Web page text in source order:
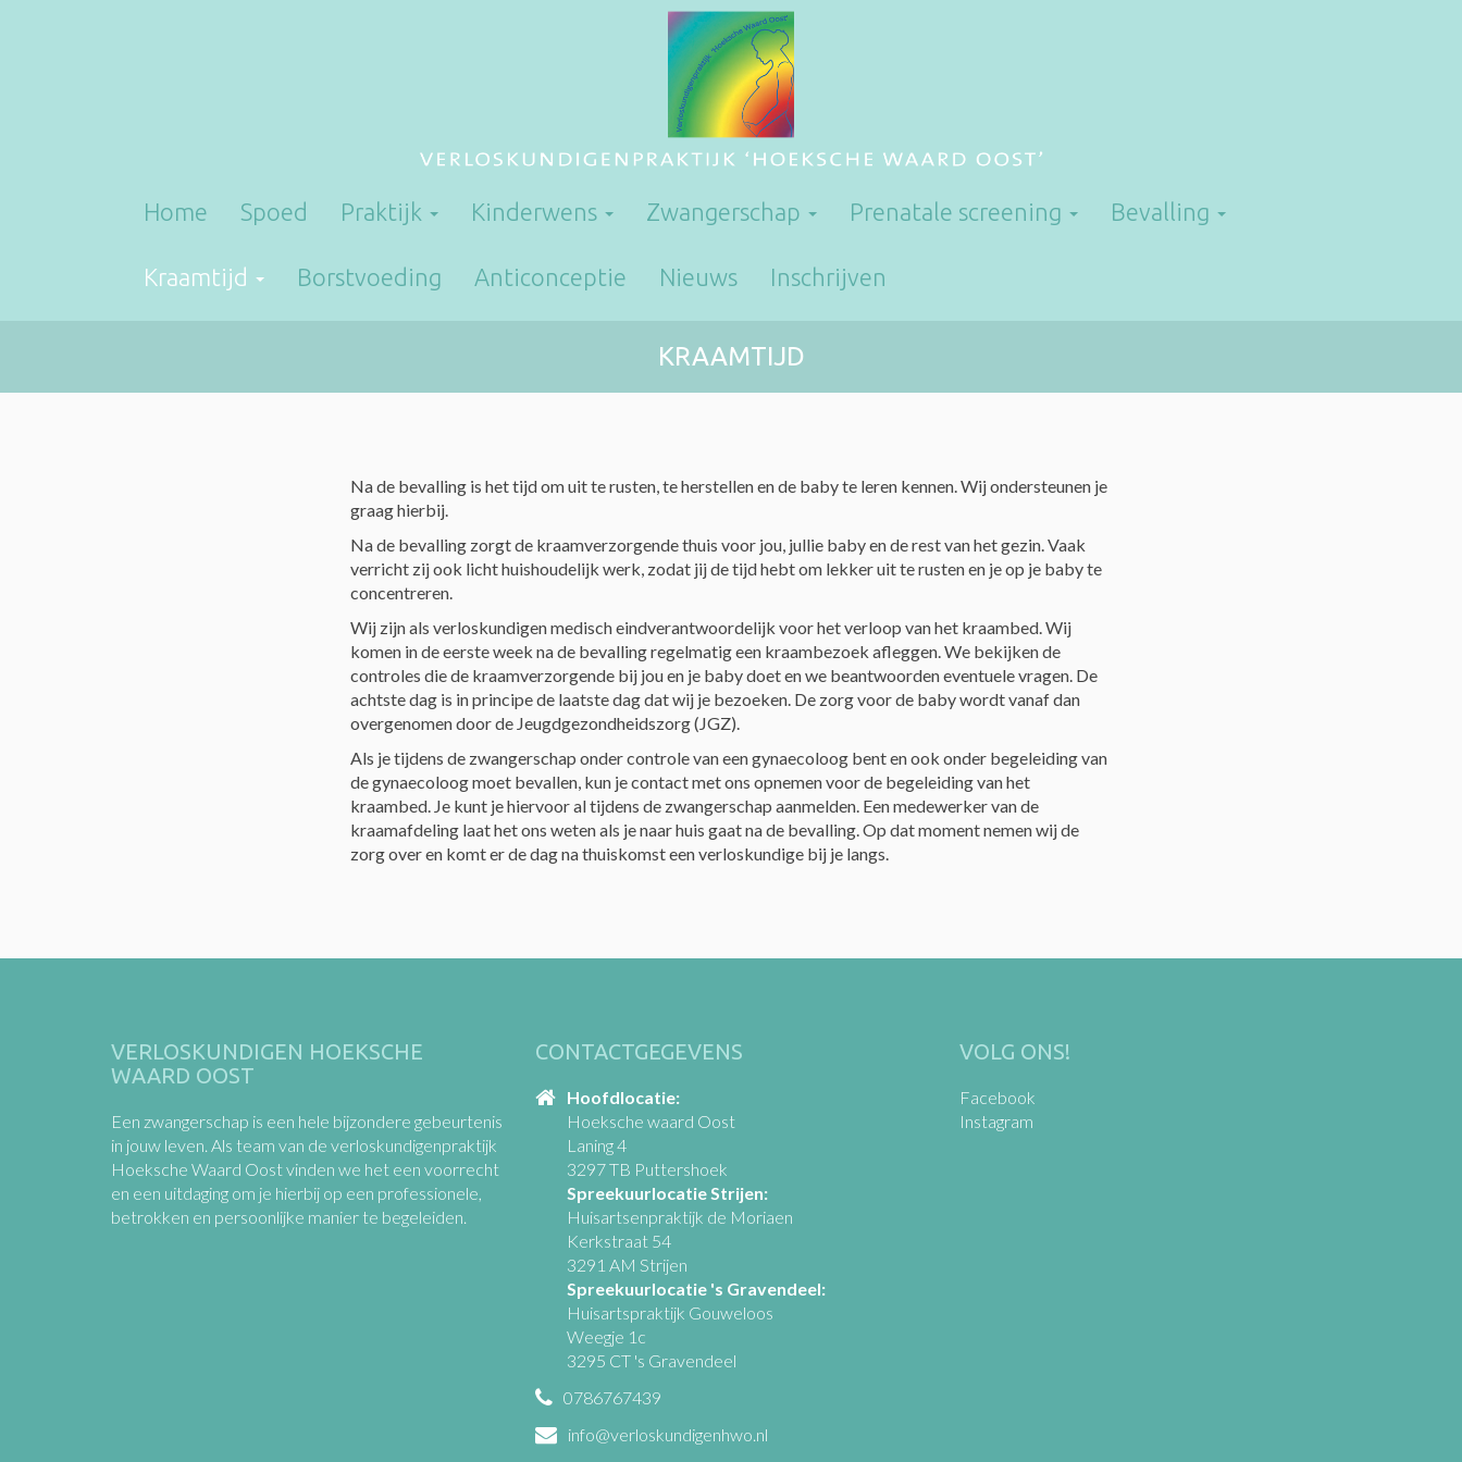
Home Spoed Praktijk Kinderwens Zwangerschap Prenatale screening Bevalling
Kraamtijd Borstvoeding Anticonceptie Nieuws Inschrijven
KRAAMTIJD
Na de bevalling is het tijd om uit te rusten, te herstellen en de baby te leren kennen. Wij ondersteunen je
graag hierbij.
Na de bevalling zorgt de kraamverzorgende thuis voor jou, jullie baby en de rest van het gezin. Vaak
verricht zij ook licht huishoudelijk werk, zodat jij de tijd hebt om lekker uit te rusten en je op je baby te
concentreren.
Wij zijn als verloskundigen medisch eindverantwoordelijk voor het verloop van het kraambed. Wij
komen in de eerste week na de bevalling regelmatig een kraambezoek afleggen. We bekijken de
controles die de kraamverzorgende bij jou en je baby doet en we beantwoorden eventuele vragen. De
achtste dag is in principe de laatste dag dat wij je bezoeken. De zorg voor de baby wordt vanaf dan
overgenomen door de Jeugdgezondheidszorg (JGZ).
Als je tijdens de zwangerschap onder controle van een gynaecoloog bent en ook onder begeleiding van
de gynaecoloog moet bevallen, kun je contact met ons opnemen voor de begeleiding van het
kraambed. Je kunt je hiervoor al tijdens de zwangerschap aanmelden. Een medewerker van de
kraamafdeling laat het ons weten als je naar huis gaat na de bevalling. Op dat moment nemen wij de
zorg over en komt er de dag na thuiskomst een verloskundige bij je langs.
VERLOSKUNDIGEN HOEKSCHE
WAARD OOST
Een zwangerschap is een hele bijzondere gebeurtenis
in jouw leven. Als team van de verloskundigenpraktijk
Hoeksche Waard Oost vinden we het een voorrecht
en een uitdaging om je hierbij op een professionele,
betrokken en persoonlijke manier te begeleiden.
CONTACTGEGEVENS
Hoofdlocatie:
Hoeksche waard Oost
Laning 4
3297 TB Puttershoek
Spreekuurlocatie Strijen:
Huisartsenpraktijk de Moriaen
Kerkstraat 54
3291 AM Strijen
Spreekuurlocatie 's Gravendeel:
Huisartspraktijk Gouweloos
Weegje 1c
3295 CT 's Gravendeel
0786767439
info@verloskundigenhwo.nl
VOLG ONS!
Facebook
Instagram